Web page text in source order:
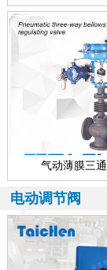
电动...
青铜调节阀、海水专
海水专用青铜调节
分为气动青铜调节
气动薄膜三
电动调节阀